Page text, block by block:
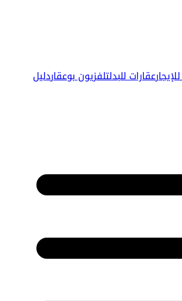
عقارات للبدلتلفزيون بوعقاردليل